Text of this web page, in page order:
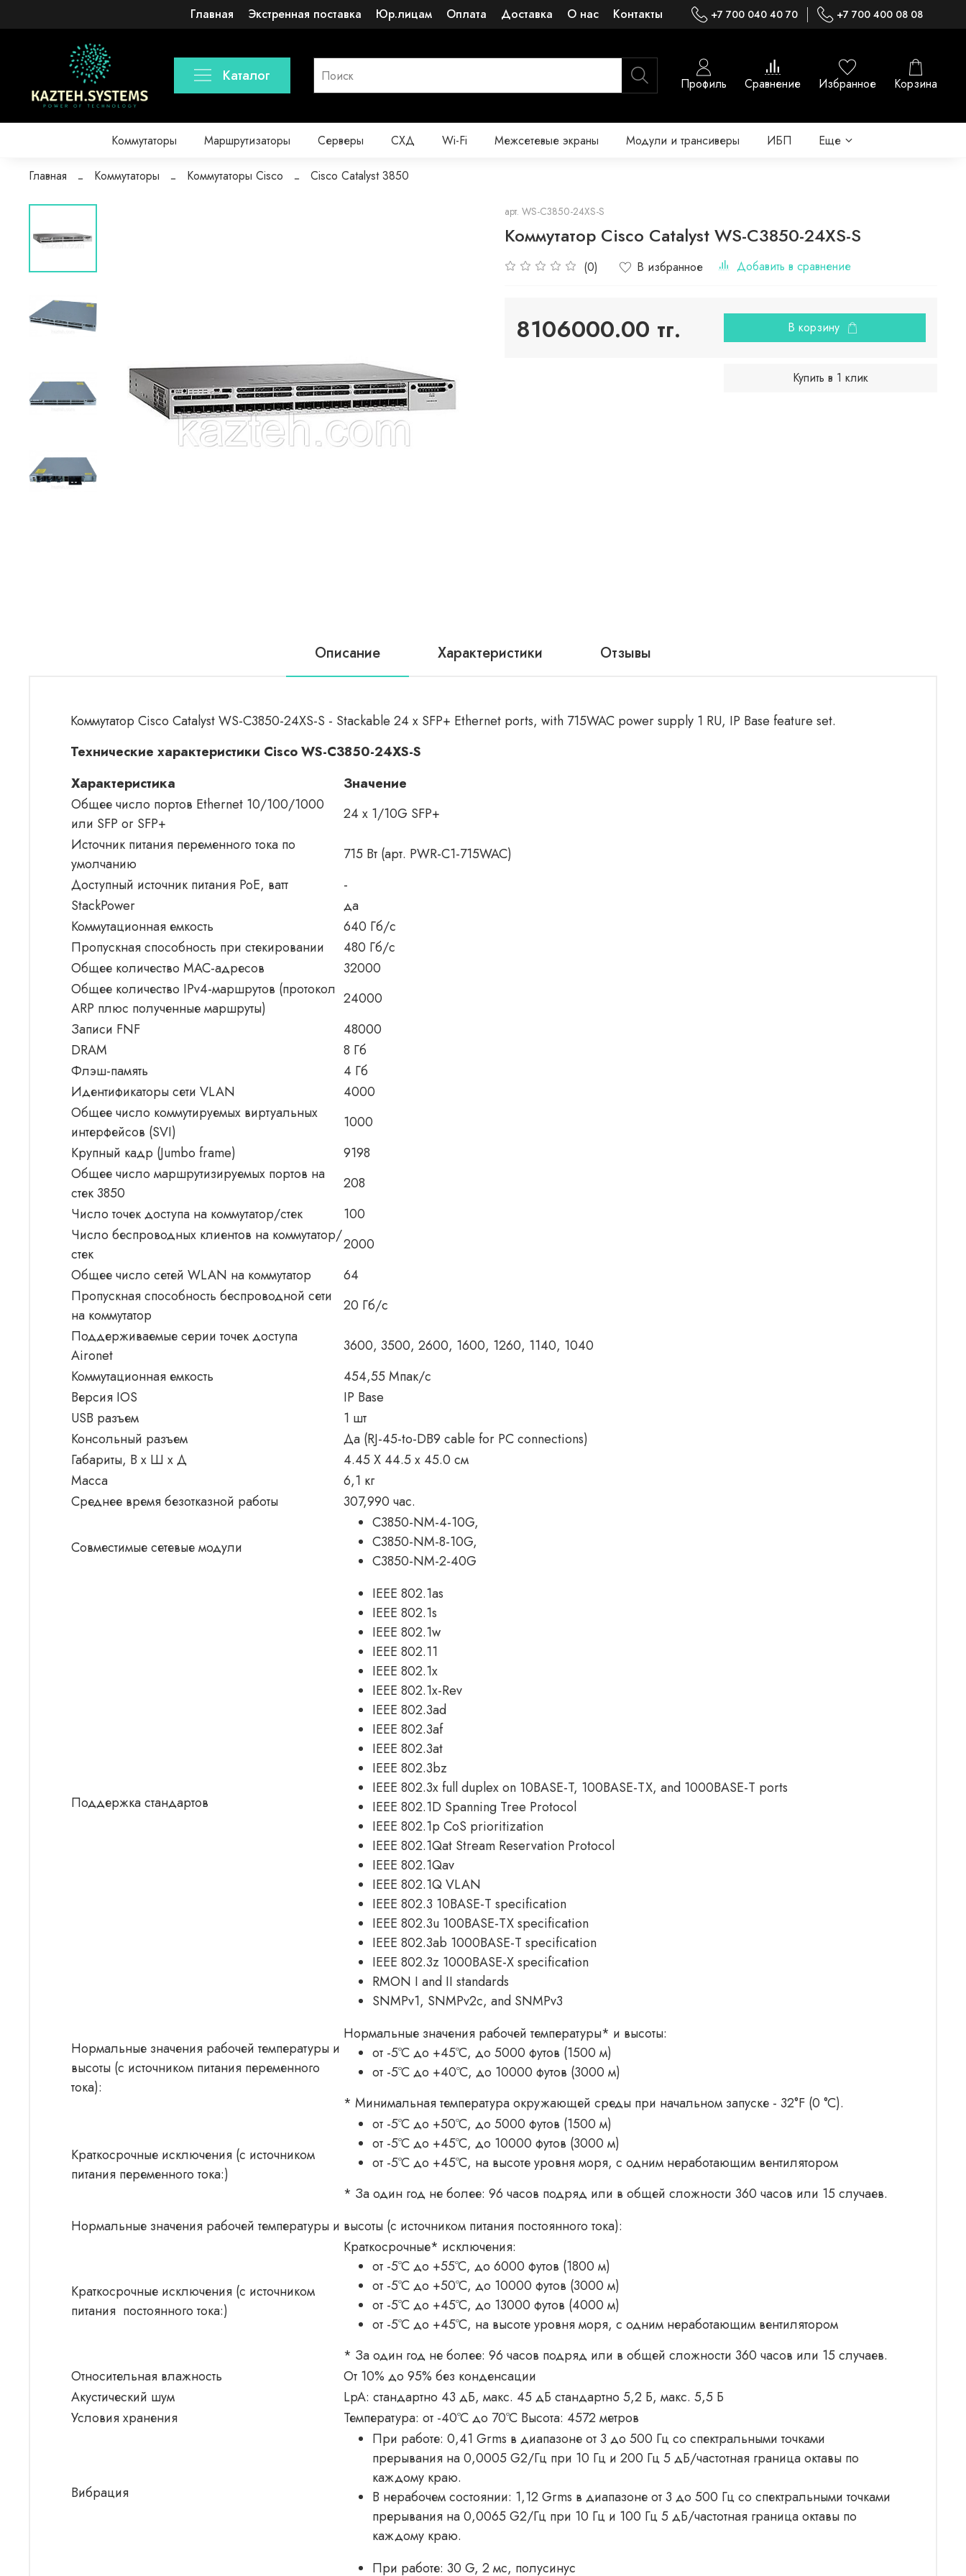
Главная Экстренная поставка Юр.лицам Оплата Доставка О нас Контакты +7 700 040 40 70 +7 700 400 08 08
Каталог Профиль Сравнение Избранное Корзина
Коммутаторы Маршрутизаторы Серверы СХД Wi-Fi Межсетевые экраны Модули и трансиверы ИБП Еще
Главная Коммутаторы Коммутаторы Cisco Cisco Catalyst 3850
арт. WS-C3850-24XS-S
Коммутатор Cisco Catalyst WS-C3850-24XS-S
(0) В избранное Добавить в сравнение
8106000.00 тг. В корзину
Купить в 1 клик
Описание Характеристики Отзывы
Коммутатор Cisco Catalyst WS-C3850-24XS-S - Stackable 24 x SFP+ Ethernet ports, with 715WAC power supply 1 RU, IP Base feature set.
Технические характеристики Cisco WS-C3850-24XS-S
Характеристика
Значение
Общее число портов Ethernet 10/100/1000
или SFP or SFP+
24 x 1/10G SFP+
Источник питания переменного тока по
умолчанию
715 Вт (арт. PWR-C1-715WAC)
Доступный источник питания PoE, ватт
-
StackPower
да
Коммутационная емкость
640 Гб/с
Пропускная способность при стекировании
480 Гб/с
Общее количество MAC-адресов
32000
Общее количество IPv4-маршрутов (протокол
ARP плюс полученные маршруты)
24000
Записи FNF
48000
DRAM
8 Гб
Флэш-память
4 Гб
Идентификаторы сети VLAN
4000
Общее число коммутируемых виртуальных
интерфейсов (SVI)
1000
Крупный кадр (Jumbo frame)
9198
Общее число маршрутизируемых портов на
стек 3850
208
Число точек доступа на коммутатор/стек
100
Число беспроводных клиентов на коммутатор/
стек
2000
Общее число сетей WLAN на коммутатор
64
Пропускная способность беспроводной сети
на коммутатор
20 Гб/с
Поддерживаемые серии точек доступа
Aironet
3600, 3500, 2600, 1600, 1260, 1140, 1040
Коммутационная емкость
454,55 Мпак/с
Версия IOS
IP Base
USB разъем
1 шт
Консольный разъем
Да (RJ-45-to-DB9 cable for PC connections)
Габариты, В x Ш x Д
4.45 X 44.5 x 45.0 см
Масса
6,1 кг
Среднее время безотказной работы
307,990 час.
Совместимые сетевые модули
C3850-NM-4-10G,
C3850-NM-8-10G,
C3850-NM-2-40G
Поддержка стандартов
IEEE 802.1as
IEEE 802.1s
IEEE 802.1w
IEEE 802.11
IEEE 802.1x
IEEE 802.1x-Rev
IEEE 802.3ad
IEEE 802.3af
IEEE 802.3at
IEEE 802.3bz
IEEE 802.3x full duplex on 10BASE-T, 100BASE-TX, and 1000BASE-T ports
IEEE 802.1D Spanning Tree Protocol
IEEE 802.1p CoS prioritization
IEEE 802.1Qat Stream Reservation Protocol
IEEE 802.1Qav
IEEE 802.1Q VLAN
IEEE 802.3 10BASE-T specification
IEEE 802.3u 100BASE-TX specification
IEEE 802.3ab 1000BASE-T specification
IEEE 802.3z 1000BASE-X specification
RMON I and II standards
SNMPv1, SNMPv2c, and SNMPv3
Нормальные значения рабочей температуры и
высоты (с источником питания переменного
тока):
Нормальные значения рабочей температуры* и высоты:
от -5ºC до +45ºC, до 5000 футов (1500 м)
от -5ºC до +40ºC, до 10000 футов (3000 м)
* Минимальная температура окружающей среды при начальном запуске - 32°F (0 °C).
Краткосрочные исключения (с источником
питания переменного тока:)
от -5ºC до +50ºC, до 5000 футов (1500 м)
от -5ºC до +45ºC, до 10000 футов (3000 м)
от -5ºC до +45ºC, на высоте уровня моря, с одним неработающим вентилятором
* За один год не более: 96 часов подряд или в общей сложности 360 часов или 15 случаев.
Нормальные значения рабочей температуры и высоты (с источником питания постоянного тока):
Краткосрочные исключения (с источником
питания постоянного тока:)
Краткосрочные* исключения:
от -5ºC до +55ºC, до 6000 футов (1800 м)
от -5ºC до +50ºC, до 10000 футов (3000 м)
от -5ºC до +45ºC, до 13000 футов (4000 м)
от -5ºC до +45ºC, на высоте уровня моря, с одним неработающим вентилятором
* За один год не более: 96 часов подряд или в общей сложности 360 часов или 15 случаев.
Относительная влажность
От 10% до 95% без конденсации
Акустический шум
LpA: стандартно 43 дБ, макс. 45 дБ стандартно 5,2 Б, макс. 5,5 Б
Условия хранения
Температура: от -40ºC до 70ºC Высота: 4572 метров
Вибрация
При работе: 0,41 Grms в диапазоне от 3 до 500 Гц со спектральными точками
прерывания на 0,0005 G2/Гц при 10 Гц и 200 Гц 5 дБ/частотная граница октавы по
каждому краю.
В нерабочем состоянии: 1,12 Grms в диапазоне от 3 до 500 Гц со спектральными точками
прерывания на 0,0065 G2/Гц при 10 Гц и 100 Гц 5 дБ/частотная граница октавы по
каждому краю.
При работе: 30 G, 2 мс, полусинус